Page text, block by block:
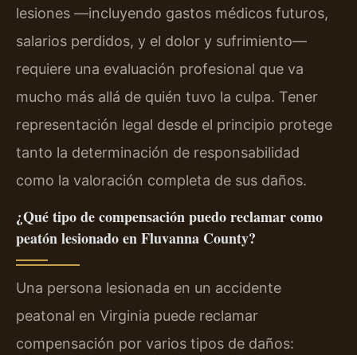
lesiones —incluyendo gastos médicos futuros,
salarios perdidos, y el dolor y sufrimiento—
requiere una evaluación profesional que va
mucho más allá de quién tuvo la culpa. Tener
representación legal desde el principio protege
tanto la determinación de responsabilidad
como la valoración completa de sus daños.
¿Qué tipo de compensación puedo reclamar como
peatón lesionado en Fluvanna County?
Una persona lesionada en un accidente
peatonal en Virginia puede reclamar
compensación por varios tipos de daños: